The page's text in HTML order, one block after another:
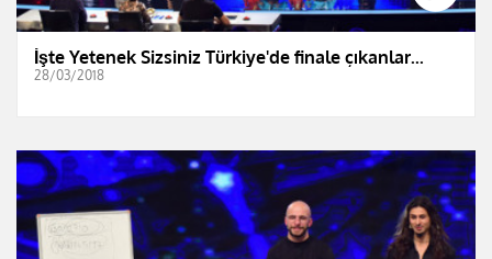
İşte Yetenek Sizsiniz Türkiye'de finale çıkanlar...
28/03/2018